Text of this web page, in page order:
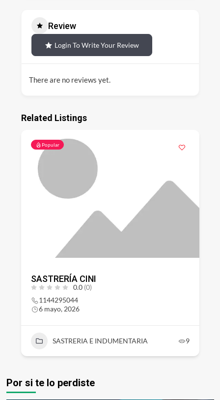
Review
Login To Write Your Review
There are no reviews yet.
Related Listings
Popular
SASTRERÍA CINI
0.0 (0)
1144295044
6 mayo, 2026
SASTRERIA E INDUMENTARIA 9
Por si te lo perdiste